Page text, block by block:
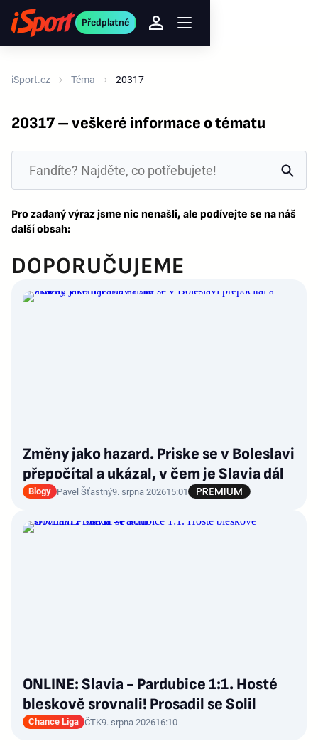
Předplatné
iSport.cz Téma 20317
20317 – veškeré informace o tématu
Pro zadaný výraz jsme nic nenašli, ale podívejte se na náš
další obsah:
DOPORUČUJEME
Změny jako hazard. Priske se v Boleslavi
přepočítal a ukázal, v čem je Slavia dál
Blogy Pavel Šťastný9. srpna 202615:01
ONLINE: Slavia - Pardubice 1:1. Hosté
bleskově srovnali! Prosadil se Solil
Chance Liga ČTK9. srpna 202616:10